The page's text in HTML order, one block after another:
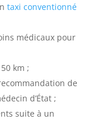
taxi conventionné
médicaux pour
km ;
de
d’État ;
suite à un